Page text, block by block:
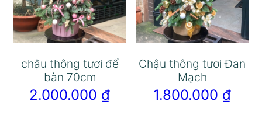
chậu thông tươi để
bàn 70cm
2.000.000 ₫
Chậu thông tươi Đan
Mạch
1.800.000 ₫